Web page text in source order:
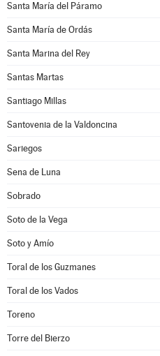
Santa María del Páramo
Santa María de Ordás
Santa Marina del Rey
Santas Martas
Santiago Millas
Santovenia de la Valdoncina
Sariegos
Sena de Luna
Sobrado
Soto de la Vega
Soto y Amío
Toral de los Guzmanes
Toral de los Vados
Toreno
Torre del Bierzo